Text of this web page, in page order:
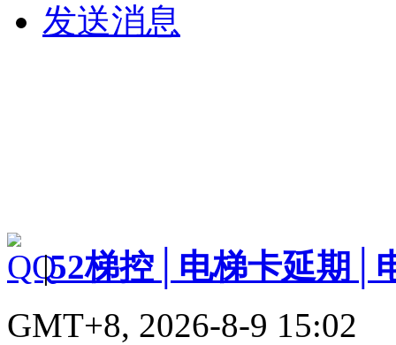
发送消息
|52梯控│电梯卡延期│
GMT+8, 2026-8-9 15:02